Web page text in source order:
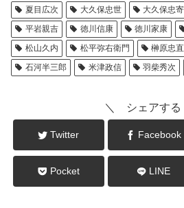
夏目広次
大久保忠世 大久保忠寄
平岩親吉
徳川信康 徳川家康
松山久内
松平弥右衛門 榊原忠直
石河半三郎
米津政信 羽柴秀次
＼ シェアす
Twitter Facebook
Pocket LINE